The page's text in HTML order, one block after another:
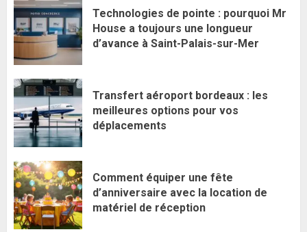
Technologies de pointe : pourquoi Mr
House a toujours une longueur
d’avance à Saint-Palais-sur-Mer
Transfert aéroport bordeaux : les
meilleures options pour vos
déplacements
Comment équiper une fête
d’anniversaire avec la location de
matériel de réception